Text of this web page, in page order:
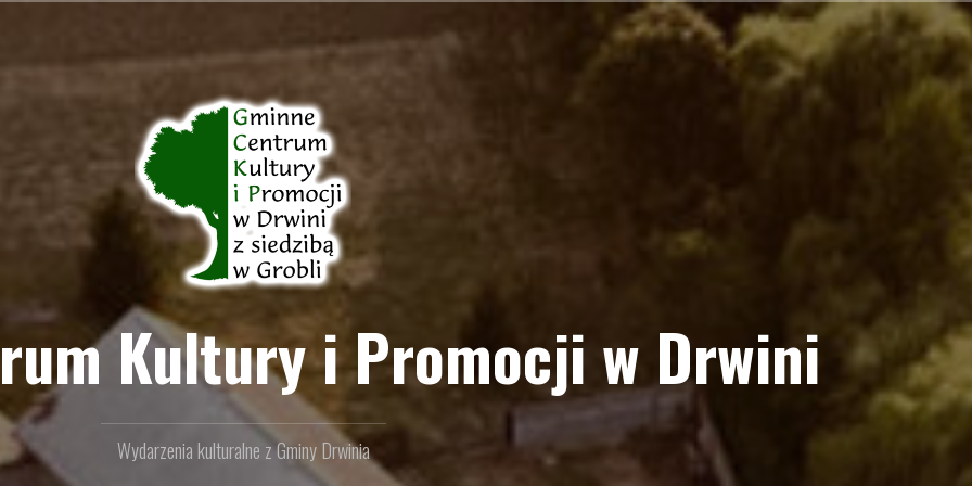
Kultury i Promocji w Drwini
Wydarzenia kulturalne z Gminy Drwinia